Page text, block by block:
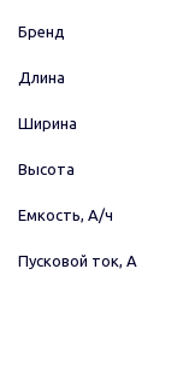
Бренд
Длина
Ширина
Высота
Емкость, А/ч
Пусковой ток, А